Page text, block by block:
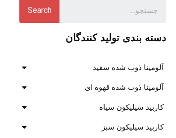
Search
دسته بندی تولید کنندگان
آلومینا ذوب شده سفید
آلومینا ذوب شده قهوه ای
کاربید سیلیکون سیاه
کاربید سیلیکون سبز